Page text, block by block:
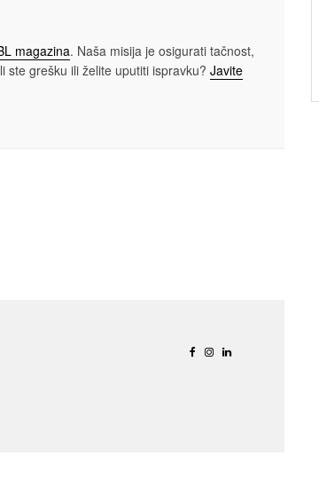
magazina. Naša misija je osigurati tačnost,
ste grešku ili želite uputiti ispravku? Javite